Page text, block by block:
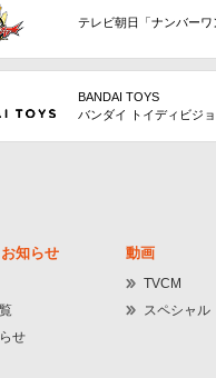
テレビ朝日「ナンバー
BANDAI TOYS
バンダイ トイディビジ
知らせ
せ
動画
TVCM
スペシャル